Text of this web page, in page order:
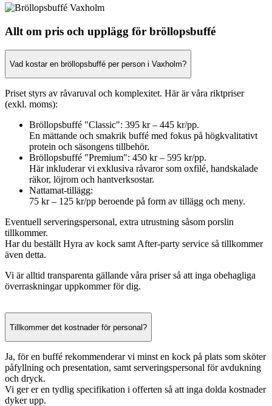
Allt om pris och upplägg för bröllopsbuffé
Vad kostar en bröllopsbuffé per person i Vaxholm?
Priset styrs av råvaruval och komplexitet. Här är våra riktpriser
(exkl. moms):
Bröllopsbuffé "Classic": 395 kr – 445 kr/pp.
En mättande och smakrik buffé med fokus på högkvalitativt
protein och säsongens tillbehör.
Bröllopsbuffé "Premium": 450 kr – 595 kr/pp.
Här inkluderar vi exklusiva råvaror som oxfilé, handskalade
räkor, löjrom och hantverksostar.
Nattamat-tillägg:
75 kr – 125 kr/pp beroende på form av tillägg och meny.
Eventuell serveringspersonal, extra utrustning såsom porslin
tillkommer.
Har du beställt Hyra av kock samt After-party service så tillkommer
även detta.
Vi är alltid transparenta gällande våra priser så att inga obehagliga
överraskningar uppkommer för dig.
Tillkommer det kostnader för personal?
Ja, för en buffé rekommenderar vi minst en kock på plats som sköter
påfyllning och presentation, samt serveringspersonal för avdukning
och dryck.
Vi ger er en tydlig specifikation i offerten så att inga dolda kostnader
dyker upp.